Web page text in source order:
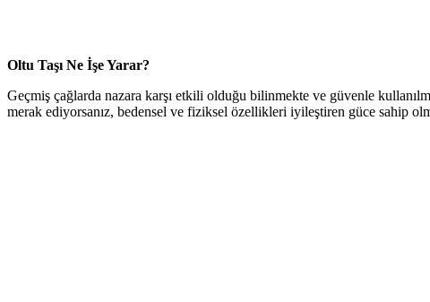
Oltu Taşı Ne İşe Yarar?
Geçmiş çağlarda nazara karşı etkili olduğu bilinmekte ve güvenle
merak ediyorsanız, bedensel ve fiziksel özellikleri iyileştiren güce sahip